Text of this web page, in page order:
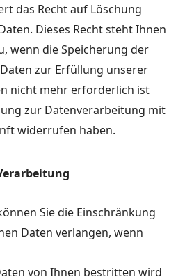
das Recht auf Löschung
Dieses Recht steht Ihnen
wenn die Speicherung der
zur Erfüllung unserer
nicht mehr erforderlich ist
zur Datenverarbeitung mit
widerrufen haben.
Sie die Einschränkung
Daten verlangen, wenn
von Ihnen bestritten wird